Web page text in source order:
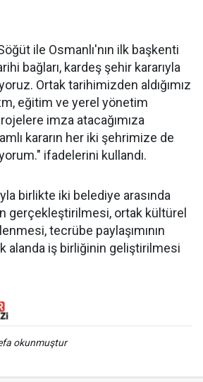
ile Osmanlı'nın ilk başkenti
bağları, kardeş şehir kararıyla
Ortak tarihimizden aldığımız
eğitim ve yerel yönetim
imza atacağımıza
kararın her iki şehrimize de
ifadelerini kullandı.
birlikte iki belediye arasında
gerçekleştirilmesi, ortak kültürel
tecrübe paylaşımının
alanda iş birliğinin geliştirilmesi
okunmuştur